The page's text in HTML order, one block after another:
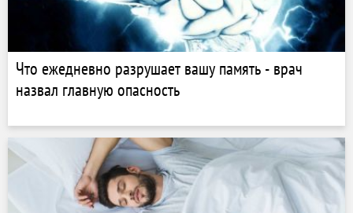
Что ежедневно разрушает вашу память - врач
назвал главную опасность